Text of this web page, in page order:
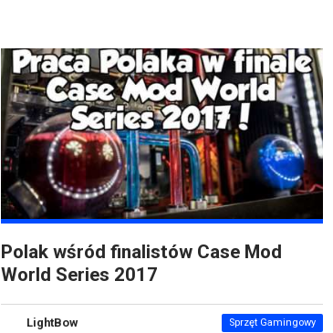
Polak wśród finalistów Case Mod
World Series 2017
LightBow Sprzęt Gamingowy